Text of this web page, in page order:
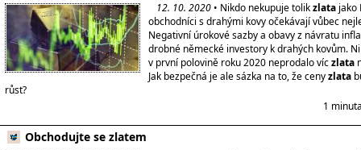
12. 10. 2020 • Nikdo nekupuje tolikzlata jako
obchodníci s drahými kovy očekávají vůbec
Negativní úrokové sazby a obavy z návratu
drobné německé investory k drahých kovům.
v první polovině roku 2020 neprodalo víczlata
Jak bezpečná je ale sázka na to, že cenyzlata
růst?
1
Obchodujte se zlatem